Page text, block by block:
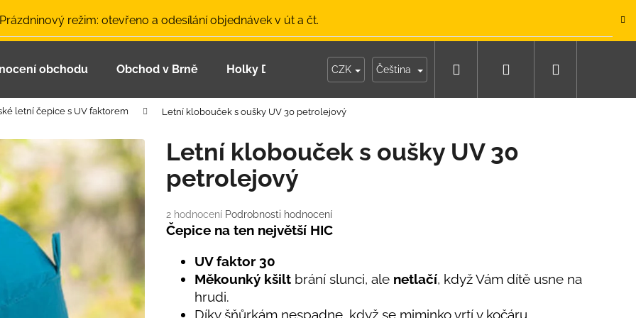
režim: otevřeno a odesílání objednávek v út a čt.
obchodu Obchod v Brně Holky Dupeťačky Moje objednávka
CZK Čeština Hledat Přihlášení
letní čepice s UV faktorem Letní klobouček s oušky UV 30 petrolejový
Průměrné
hodnocení
produktu
hvězdiček.
2 hodnocení Podrobnosti hodnocení
Letní klobouček s oušky UV 30
petrolejový
Čepice na ten největší HIC
UV faktor 30
Měkounký kšilt brání slunci, ale netlačí, když Vám dítě usne na
hrudi.
Díky šňůrkám nespadne, když se miminko vrtí v kočáru.
Co potřebujete najít?
Doporučujeme
LETNÍ ČEPICE UV 30 SVĚTLE MODRÁ
BAMBUSOVÉ TRIKO NÁMOŘNICKÉ